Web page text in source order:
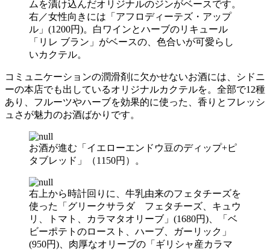
ムを漬け込んだオリジナルのジンがベースです。
右／女性向きには「アフロディーテズ・アップ
ル」(1200円)。白ワインとハーブのリキュール
「リレ ブラン」がベースの、色合いが可愛らし
いカクテル。
コミュニケーションの潤滑剤に欠かせないお酒には、シドニ
ーの本店でも出しているオリジナルカクテルを。全部で12種
あり、フルーツやハーブを効果的に使った、香りとフレッシ
ュさが魅力のお酒ばかりです。
お酒が進む「イエローエンドウ豆のディップ+ピ
タブレッド」（1150円）。
右上から時計回りに、牛乳由来のフェタチーズを
使った「グリークサラダ フェタチーズ、キュウ
リ、トマト、カラマタオリーブ」(1680円)、「ベ
ビーポテトのロースト、ハーブ、ガーリック」
(950円)、肉厚なオリーブの「ギリシャ産カラマ